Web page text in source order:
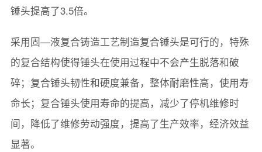
锤头提高了3.5倍。
采用固—液复合铸造工艺制造复合锤头是可行的，特殊
的复合结构使得锤头在使用过程中不会产生脱落和破
碎；复合锤头韧性和硬度兼备，整体耐磨性高，使用寿
命长；复合锤头使用寿命的提高，减少了停机维修时
间，降低了维修劳动强度，提高了生产效率，经济效益
显著。